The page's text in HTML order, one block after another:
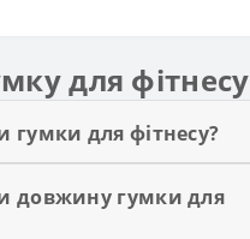
для фітнесу
гумки для фітнесу?
довжину гумки для